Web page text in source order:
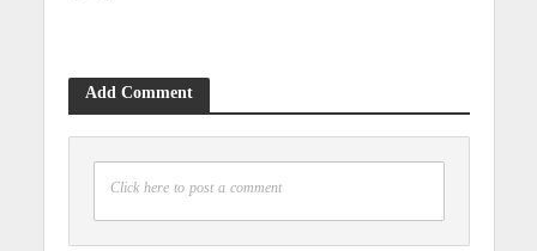
Add Comment
Click here to post a comment